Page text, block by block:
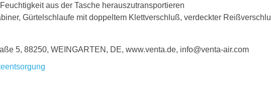
aus der Tasche herauszutransportieren
Gürtelschlaufe mit doppeltem Klettverschluß, verdeckter
5, 88250, WEINGARTEN, DE, www.venta.de, info@venta-air.com